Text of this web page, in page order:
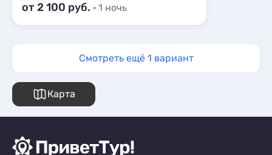
от 2 100 руб. · 1 ночь
Смотреть ещё 1 вариант
Карта